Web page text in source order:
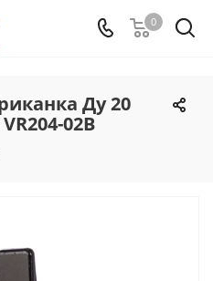
0
Ду 20
02B